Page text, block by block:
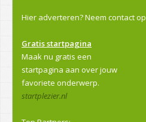
Hier adverteren?Neem contact op
Gratis startpagina
Maak nu gratis een
startpagina aan over jouw
favoriete onderwerp.
startplezier.nl